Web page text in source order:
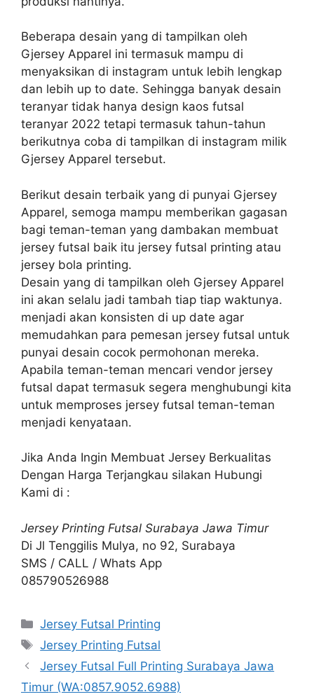
Beberapa desain yang di tampilkan oleh
Gjersey Apparel ini termasuk mampu di
menyaksikan di instagram untuk lebih lengkap
dan lebih up to date. Sehingga banyak desain
teranyar tidak hanya design kaos futsal
teranyar 2022 tetapi termasuk tahun-tahun
berikutnya coba di tampilkan di instagram milik
Gjersey Apparel tersebut.
Berikut desain terbaik yang di punyai Gjersey
Apparel, semoga mampu memberikan gagasan
bagi teman-teman yang dambakan membuat
jersey futsal baik itu jersey futsal printing atau
jersey bola printing.
Desain yang di tampilkan oleh Gjersey Apparel
ini akan selalu jadi tambah tiap tiap waktunya.
menjadi akan konsisten di up date agar
memudahkan para pemesan jersey futsal untuk
punyai desain cocok permohonan mereka.
Apabila teman-teman mencari vendor jersey
futsal dapat termasuk segera menghubungi kita
untuk memproses jersey futsal teman-teman
menjadi kenyataan.
Jika Anda Ingin Membuat Jersey Berkualitas
Dengan Harga Terjangkau silakan Hubungi
Kami di :
Jersey Printing Futsal Surabaya Jawa Timur
Di Jl Tenggilis Mulya, no 92, Surabaya
SMS / CALL / Whats App
085790526988
Categories
Jersey Futsal Printing
Tags
Jersey Printing Futsal
Jersey Futsal Full Printing Surabaya Jawa
Timur (WA:0857.9052.6988)